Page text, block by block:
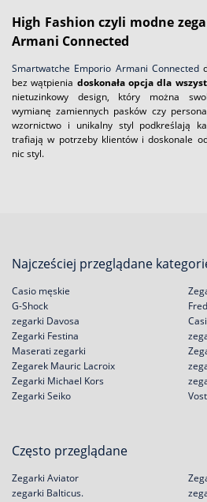
High Fashion czyli modne
Armani Connected
Smartwatche Emporio Armani Connected
bez wątpienia doskonała opcja dla
nietuzinkowy design, który można
wymianę zamiennych pasków czy
wzornictwo i unikalny styl podkreślają
trafiają w potrzeby klientów i doskonale
nic styl.
Najcześciej przeglądane
Casio męskie
G-Shock
zegarki Davosa
Zegarki Festina
Maserati zegarki
Zegarek Mauric Lacroix
Zegarki Michael Kors
Zegarki Seiko
Często przeglądane
Zegarki Aviator
zegarki Balticus.